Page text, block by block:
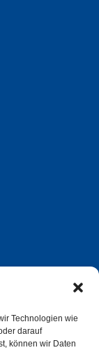
Technologien wie
darauf
können wir Daten